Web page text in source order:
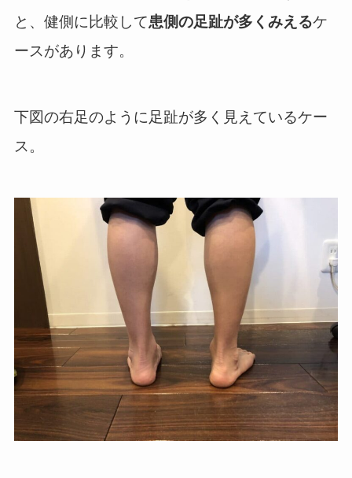
と、健側に比較して患側の足趾が多くみえるケ
ースがあります。
下図の右足のように足趾が多く見えているケー
ス。